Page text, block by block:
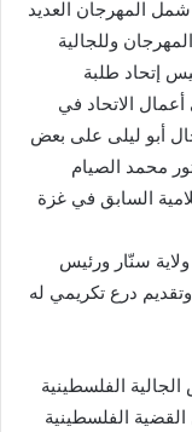
المهرجان العديد
وللجالية
إتحاد طلبة
الاتحاد في
أبو ليلى على بعض
محمد الصيام
السابق في غزة
سنّار ورئيس
درع تكريمي له
الفلسطينية
الفلسطينية